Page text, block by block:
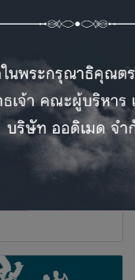
ยบพลัน หรือ
เวลาวิกฤต
ทย์อย่างเร่งด่วน
ร็วที่สุดเท่าที่จะ
เหมาะสม จะมี
ติได้